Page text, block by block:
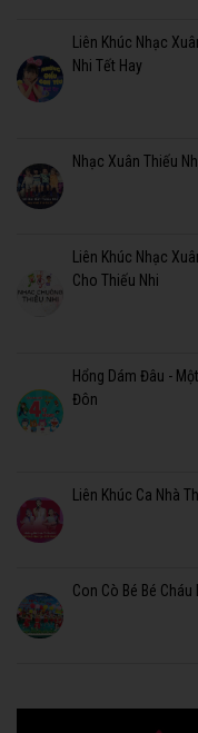
Liên Khúc Nhạc
Nhi Tết Hay
Nhạc Xuân Thiếu
Liên Khúc Nhạc
Cho Thiếu Nhi
Hổng Dám Đâu -
Đôn
Liên Khúc Ca Nhà
Con Cò Bé Bé